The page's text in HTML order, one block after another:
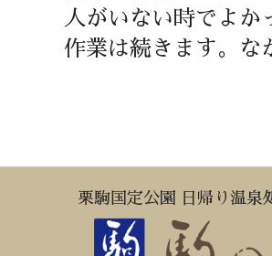
人がいない時でよか
作業は続きます。な
栗駒国定公園 日帰り温泉